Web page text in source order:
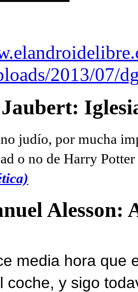
2013/07/
judío, por mucha
o no de Harry
Alesson:
media hora que
coche, y sigo